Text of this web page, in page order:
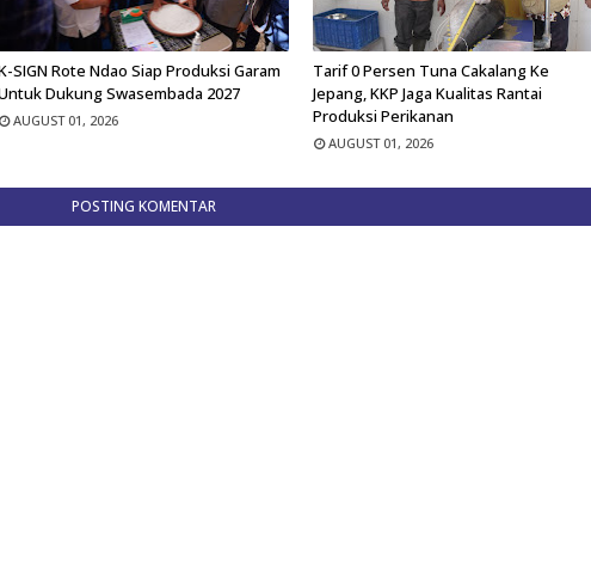
SIGN Rote Ndao Siap Produksi Garam
Dukung Swasembada 2027
AUGUST 01, 2026
Tarif 0 Persen Tuna Cakalang Ke
Jepang, KKP Jaga Kualitas Rantai
Produksi Perikanan
AUGUST 01, 2026
POSTING KOMENTAR